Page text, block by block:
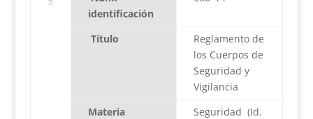
identificación
Título
Reglamento de
los Cuerpos de
Seguridad y
Vigilancia
Materia
Seguridad (Id.